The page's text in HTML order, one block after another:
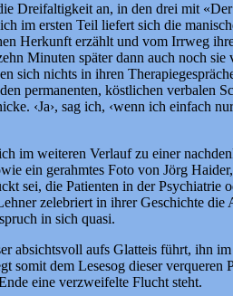
Dreifaltigkeit an, in den drei mit
im ersten Teil liefert sich die
Herkunft erzählt und vom Irrweg
Minuten später dann auch noch
sich nichts in ihren
permanenten, köstlichen verbalen
‹Ja›, sag ich, ‹wenn ich einfach
im weiteren Verlauf zu einer
ein gerahmtes Foto von Jörg
sei, die Patienten in der Psychiatrie
zelebriert in ihrer Geschichte die
in sich quasi.
absichtsvoll aufs Glatteis führt, ihn
dem Lesesog dieser verqueren
eine verzweifelte Flucht steht.